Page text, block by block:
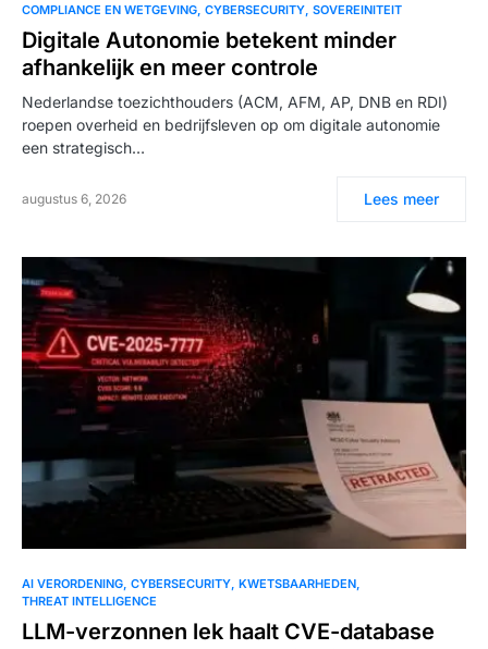
COMPLIANCE EN WETGEVING CYBERSECURITY SOVEREINITEIT
Digitale Autonomie betekent minder
afhankelijk en meer controle
Nederlandse toezichthouders (ACM, AFM, AP, DNB en RDI)
roepen overheid en bedrijfsleven op om digitale autonomie
een strategisch…
augustus 6, 2026 Lees meer
AI VERORDENING CYBERSECURITY KWETSBAARHEDEN
THREAT INTELLIGENCE
LLM-verzonnen lek haalt CVE-database